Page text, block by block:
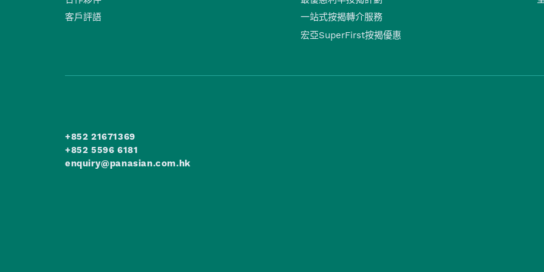
客戶評語
一站式按揭轉介服務
宏亞SuperFirst按揭優惠
+852 21671369
+852 5596 6181
enquiry@panasian.com.hk